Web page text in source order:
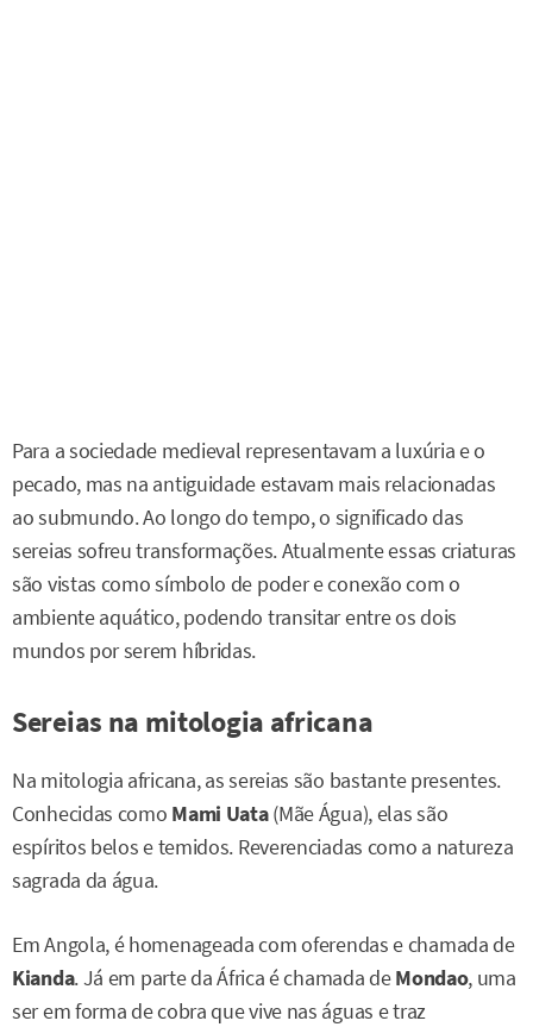
Para a sociedade medieval representavam a luxúria e o
pecado, mas na antiguidade estavam mais relacionadas
ao submundo. Ao longo do tempo, o significado das
sereias sofreu transformações. Atualmente essas criaturas
são vistas como símbolo de poder e conexão com o
ambiente aquático, podendo transitar entre os dois
mundos por serem híbridas.
Sereias na mitologia africana
Na mitologia africana, as sereias são bastante presentes.
Conhecidas como Mami Uata(Mãe Água), elas são
espíritos belos e temidos. Reverenciadas como a natureza
sagrada da água.
Em Angola, é homenageada com oferendas e chamada de
Kianda. Já em parte da África é chamada deMondao, uma
ser em forma de cobra que vive nas águas e traz